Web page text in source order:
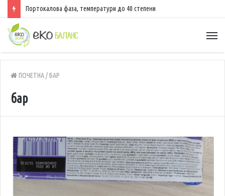
Портокалова фаза, температури до 40 степени
ПОЧЕТНА/ БАР
бар